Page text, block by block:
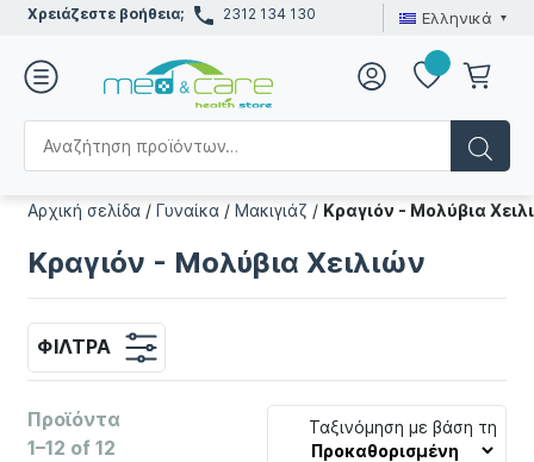
Χρειάζεστε βοήθεια; 2312 134 130 Ελληνικά
Αρχική σελίδα /Γυναίκα /Μακιγιάζ / Κραγιόν - Μολύβια
Κραγιόν - Μολύβια Χειλιών
ΦΊΛΤΡΑ
Προϊόντα
1–12 of 12
Ταξινόμηση με βάση τη